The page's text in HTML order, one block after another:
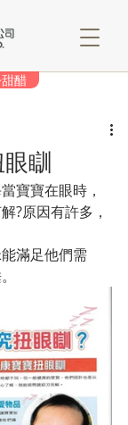
醋
瞓
寶寶在眼時，
?原因有許多，
滿足他們需